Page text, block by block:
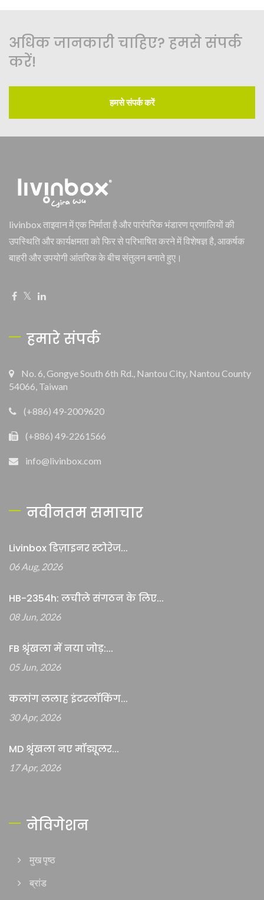
अधिक जानकारी चाहिए? हमसे संपर्क
करें!
हमसे संपर्क करें
livinbox ताइवान में एक निर्माता है और पारंपरिक भंडारण प्रणालियों की
उपस्थिति और कार्यक्षमता को फिर से परिभाषित करने में विशेषज्ञ है, आकर्षक
बाहरी और उपयोगी आंतरिक के बीच संतुलन बनाते हुए।
हमारे संपर्क
No. 6, Gongye South 6th Rd., Nantou City, Nantou County
54066, Taiwan
(+886) 49-2009620
(+886) 49-2261566
info@livinbox.com
नवीनतम समाचार
Livinbox डिज़ाइनर स्टोरेज...
06 Aug, 2026
HB-2354h: लचीले संगठन के लिए...
08 Jun, 2026
FB श्रृंखला में नया जोड़:...
05 Jun, 2026
कलांग ललाह इंटरलॉकिंग...
30 Apr, 2026
MD श्रृंखला नए मॉड्यूलर...
17 Apr, 2026
नेविगेशन
मुख पृष्ठ
ब्रांड